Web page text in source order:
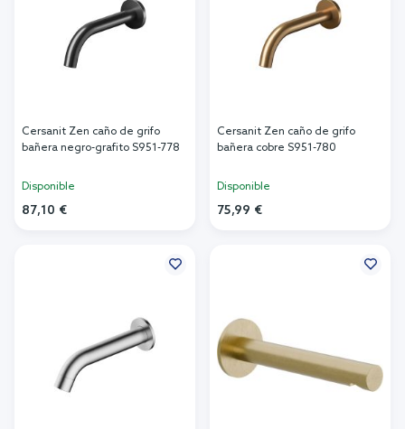
Cersanit Zen caño de grifo
bañera negro-grafito S951-778
Disponible
87,10 €
Cersanit Zen caño de grifo
bañera cobre S951-780
Disponible
75,99 €